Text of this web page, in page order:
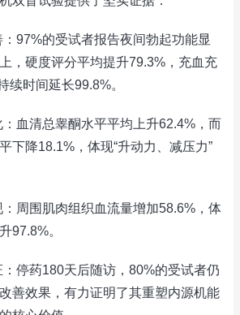
的受试者报告夜间勃起功能显
，硬度评分平均提升79.3%，充血充
续时间延长99.8%。
清总睾酮水平平均上升62.4%，而
下降18.1%，体现“升动力、减压力”
围肌肉组织血流量增加58.6%，体
97.8%。
药180天后随访，80%的受试者仍
善效果，有力证明了其重塑内源机能